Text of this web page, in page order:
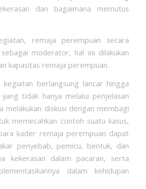
dan bagaimana memutus
remaja perempuan secara
moderator, hal ini dilakukan
kapasitas remaja perempuan.
kegiatan berlangsung lancar hingga
tidak hanya melalui penjelasan
melakukan diskusi dengan membagi
memecahkan contoh suatu kasus,
kader remaja perempuan dapat
penyebab, pemicu, bentuk, dan
kekerasan dalam pacaran, serta
dalam kehidupan